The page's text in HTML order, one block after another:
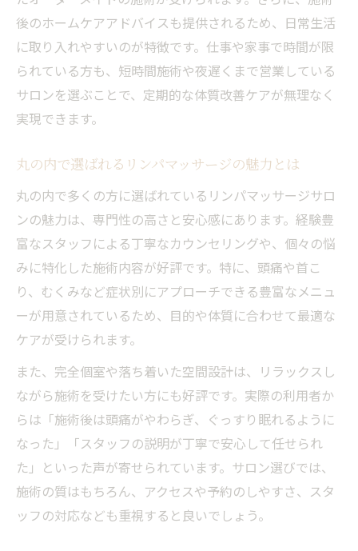
後のホームケアアドバイスも提供されるため、日常生活
に取り入れやすいのが特徴です。仕事や家事で時間が限
られている方も、短時間施術や夜遅くまで営業している
サロンを選ぶことで、定期的な体質改善ケアが無理なく
実現できます。
丸の内で選ばれるリンパマッサージの魅力とは
丸の内で多くの方に選ばれているリンパマッサージサロ
ンの魅力は、専門性の高さと安心感にあります。経験豊
富なスタッフによる丁寧なカウンセリングや、個々の悩
みに特化した施術内容が好評です。特に、頭痛や首こ
り、むくみなど症状別にアプローチできる豊富なメニュ
ーが用意されているため、目的や体質に合わせて最適な
ケアが受けられます。
また、完全個室や落ち着いた空間設計は、リラックスし
ながら施術を受けたい方にも好評です。実際の利用者か
らは「施術後は頭痛がやわらぎ、ぐっすり眠れるように
なった」「スタッフの説明が丁寧で安心して任せられ
た」といった声が寄せられています。サロン選びでは、
施術の質はもちろん、アクセスや予約のしやすさ、スタ
ッフの対応なども重視すると良いでしょう。